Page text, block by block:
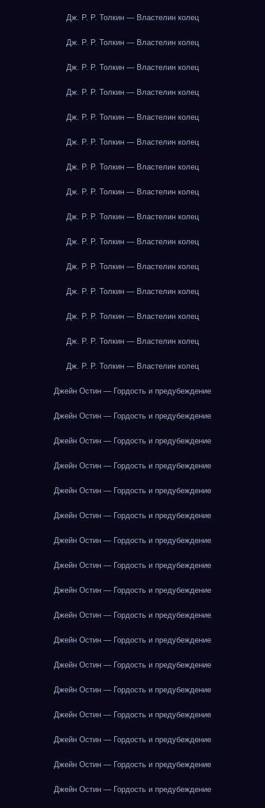
Дж. Р. Р. Толкин — Властелин колец
Дж. Р. Р. Толкин — Властелин колец
Дж. Р. Р. Толкин — Властелин колец
Дж. Р. Р. Толкин — Властелин колец
Дж. Р. Р. Толкин — Властелин колец
Дж. Р. Р. Толкин — Властелин колец
Дж. Р. Р. Толкин — Властелин колец
Дж. Р. Р. Толкин — Властелин колец
Дж. Р. Р. Толкин — Властелин колец
Дж. Р. Р. Толкин — Властелин колец
Дж. Р. Р. Толкин — Властелин колец
Дж. Р. Р. Толкин — Властелин колец
Дж. Р. Р. Толкин — Властелин колец
Дж. Р. Р. Толкин — Властелин колец
Дж. Р. Р. Толкин — Властелин колец
Джейн Остин — Гордость и предубеждение
Джейн Остин — Гордость и предубеждение
Джейн Остин — Гордость и предубеждение
Джейн Остин — Гордость и предубеждение
Джейн Остин — Гордость и предубеждение
Джейн Остин — Гордость и предубеждение
Джейн Остин — Гордость и предубеждение
Джейн Остин — Гордость и предубеждение
Джейн Остин — Гордость и предубеждение
Джейн Остин — Гордость и предубеждение
Джейн Остин — Гордость и предубеждение
Джейн Остин — Гордость и предубеждение
Джейн Остин — Гордость и предубеждение
Джейн Остин — Гордость и предубеждение
Джейн Остин — Гордость и предубеждение
Джейн Остин — Гордость и предубеждение
Джейн Остин — Гордость и предубеждение